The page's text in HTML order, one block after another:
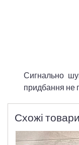
Сигнально
придбання не
Схожі товари